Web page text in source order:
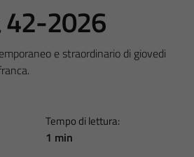
42-2026
e straordinario di giovedi
Tempo di lettura:
1 min